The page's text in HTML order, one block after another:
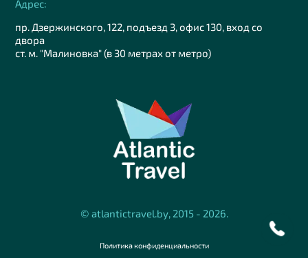
Адрес:
пр. Дзержинского, 122, подъезд 3, офис 130, вход со
двора
ст. м. "Малиновка" (в 30 метрах от метро)
© atlantictravel.by, 2015 - 2026.
Политика конфиденциальности